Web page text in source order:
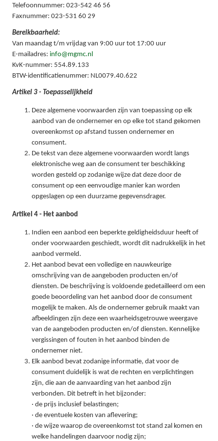
Telefoonnummer: 023-542 46 56
Faxnummer: 023-531 60 29
Bereikbaarheid:
Van maandag t/m vrijdag van 9:00 uur tot 17:00 uur
E-mailadres: info@mgmc.nl
KvK-nummer: 554.89.133
BTW-identificatienummer: NL0079.40.622
Artikel 3 - Toepasselijkheid
Deze algemene voorwaarden zijn van toepassing op elk
aanbod van de ondernemer en op elke tot stand gekomen
overeenkomst op afstand tussen ondernemer en
consument.
De tekst van deze algemene voorwaarden wordt langs
elektronische weg aan de consument ter beschikking
worden gesteld op zodanige wijze dat deze door de
consument op een eenvoudige manier kan worden
opgeslagen op een duurzame gegevensdrager.
Artikel 4 - Het aanbod
Indien een aanbod een beperkte geldigheidsduur heeft of
onder voorwaarden geschiedt, wordt dit nadrukkelijk in het
aanbod vermeld.
Het aanbod bevat een volledige en nauwkeurige
omschrijving van de aangeboden producten en/of
diensten. De beschrijving is voldoende gedetailleerd om een
goede beoordeling van het aanbod door de consument
mogelijk te maken. Als de ondernemer gebruik maakt van
afbeeldingen zijn deze een waarheidsgetrouwe weergave
van de aangeboden producten en/of diensten. Kennelijke
vergissingen of fouten in het aanbod binden de
ondernemer niet.
Elk aanbod bevat zodanige informatie, dat voor de
consument duidelijk is wat de rechten en verplichtingen
zijn, die aan de aanvaarding van het aanbod zijn
verbonden. Dit betreft in het bijzonder:
· de prijs inclusief belastingen;
· de eventuele kosten van aflevering;
· de wijze waarop de overeenkomst tot stand zal komen en
welke handelingen daarvoor nodig zijn;